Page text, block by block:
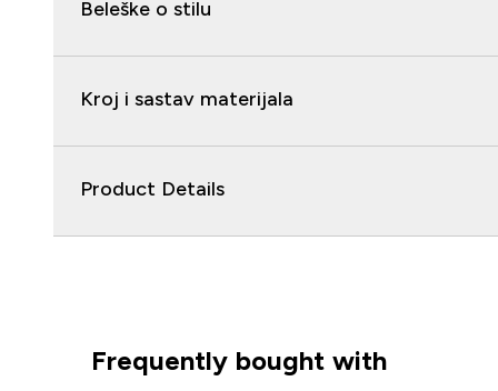
Beleške o stilu
Kroj i sastav materijala
Product Details
Frequently bought with